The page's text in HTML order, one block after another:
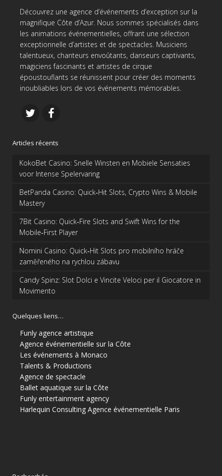
Découvrez une agence d’événements d’exception sur la
magnifique Côte d’Azur. Nous sommes spécialisés dans
les animations événementielles, offrant une sélection
exceptionnelle d’artistes et de spectacles. Musiciens
talentueux, chanteurs envoûtants, danseurs captivants,
magiciens fascinants et artistes de cirque
époustouflants se réunissent pour créer des moments
inoubliables lors de vos événements mémorables.
Articles récents
KokoBet Casino: Snelle Winsten en Mobiele Sensaties
voor Intense Spelervaring
BetPanda Casino: Quick‑Hit Slots, Crypto Wins & Mobile
Mastery
7Bit Casino: Quick‑Fire Slots and Swift Wins for the
Mobile‑First Player
Nomini Casino: Quick‑Hit Slots pro mobilního hráče
zaměřeného na rychlou zábavu
Candy Spinz: Slot Dolci e Vincite Veloci per il Giocatore in
Movimento
Quelques liens…
Funly agence artistique
Agence événementielle sur la Côte
Les événements à Monaco
Talents & Productions
Agence de spectacle
Ballet aquatique sur la Côte
Funly entertainment agency
Harlequin Consulting Agence événementielle Paris